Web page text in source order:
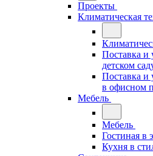
Проекты
Климатическая
Поставка и
детском
Поставка и
в офисном
Мебель
Мебель
Гостиная в
Кухня в